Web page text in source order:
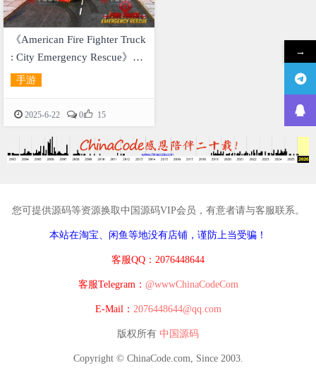
《American Fire Fighter Truck
: City Emergency Rescue》源
码手游
2025-6-22 0 15
您可提供源码等资源换取中国源码VIP会员，有意者请与客服联系。
本站在淘宝、闲鱼等地没有店铺，谨防上当受骗！
客服QQ：2076448644
客服Telegram： @wwwChinaCodeCom
E-Mail： 2076448644@qq.com
版权所有 中国源码
Copyright © ChinaCode.com, Since 2003.
→